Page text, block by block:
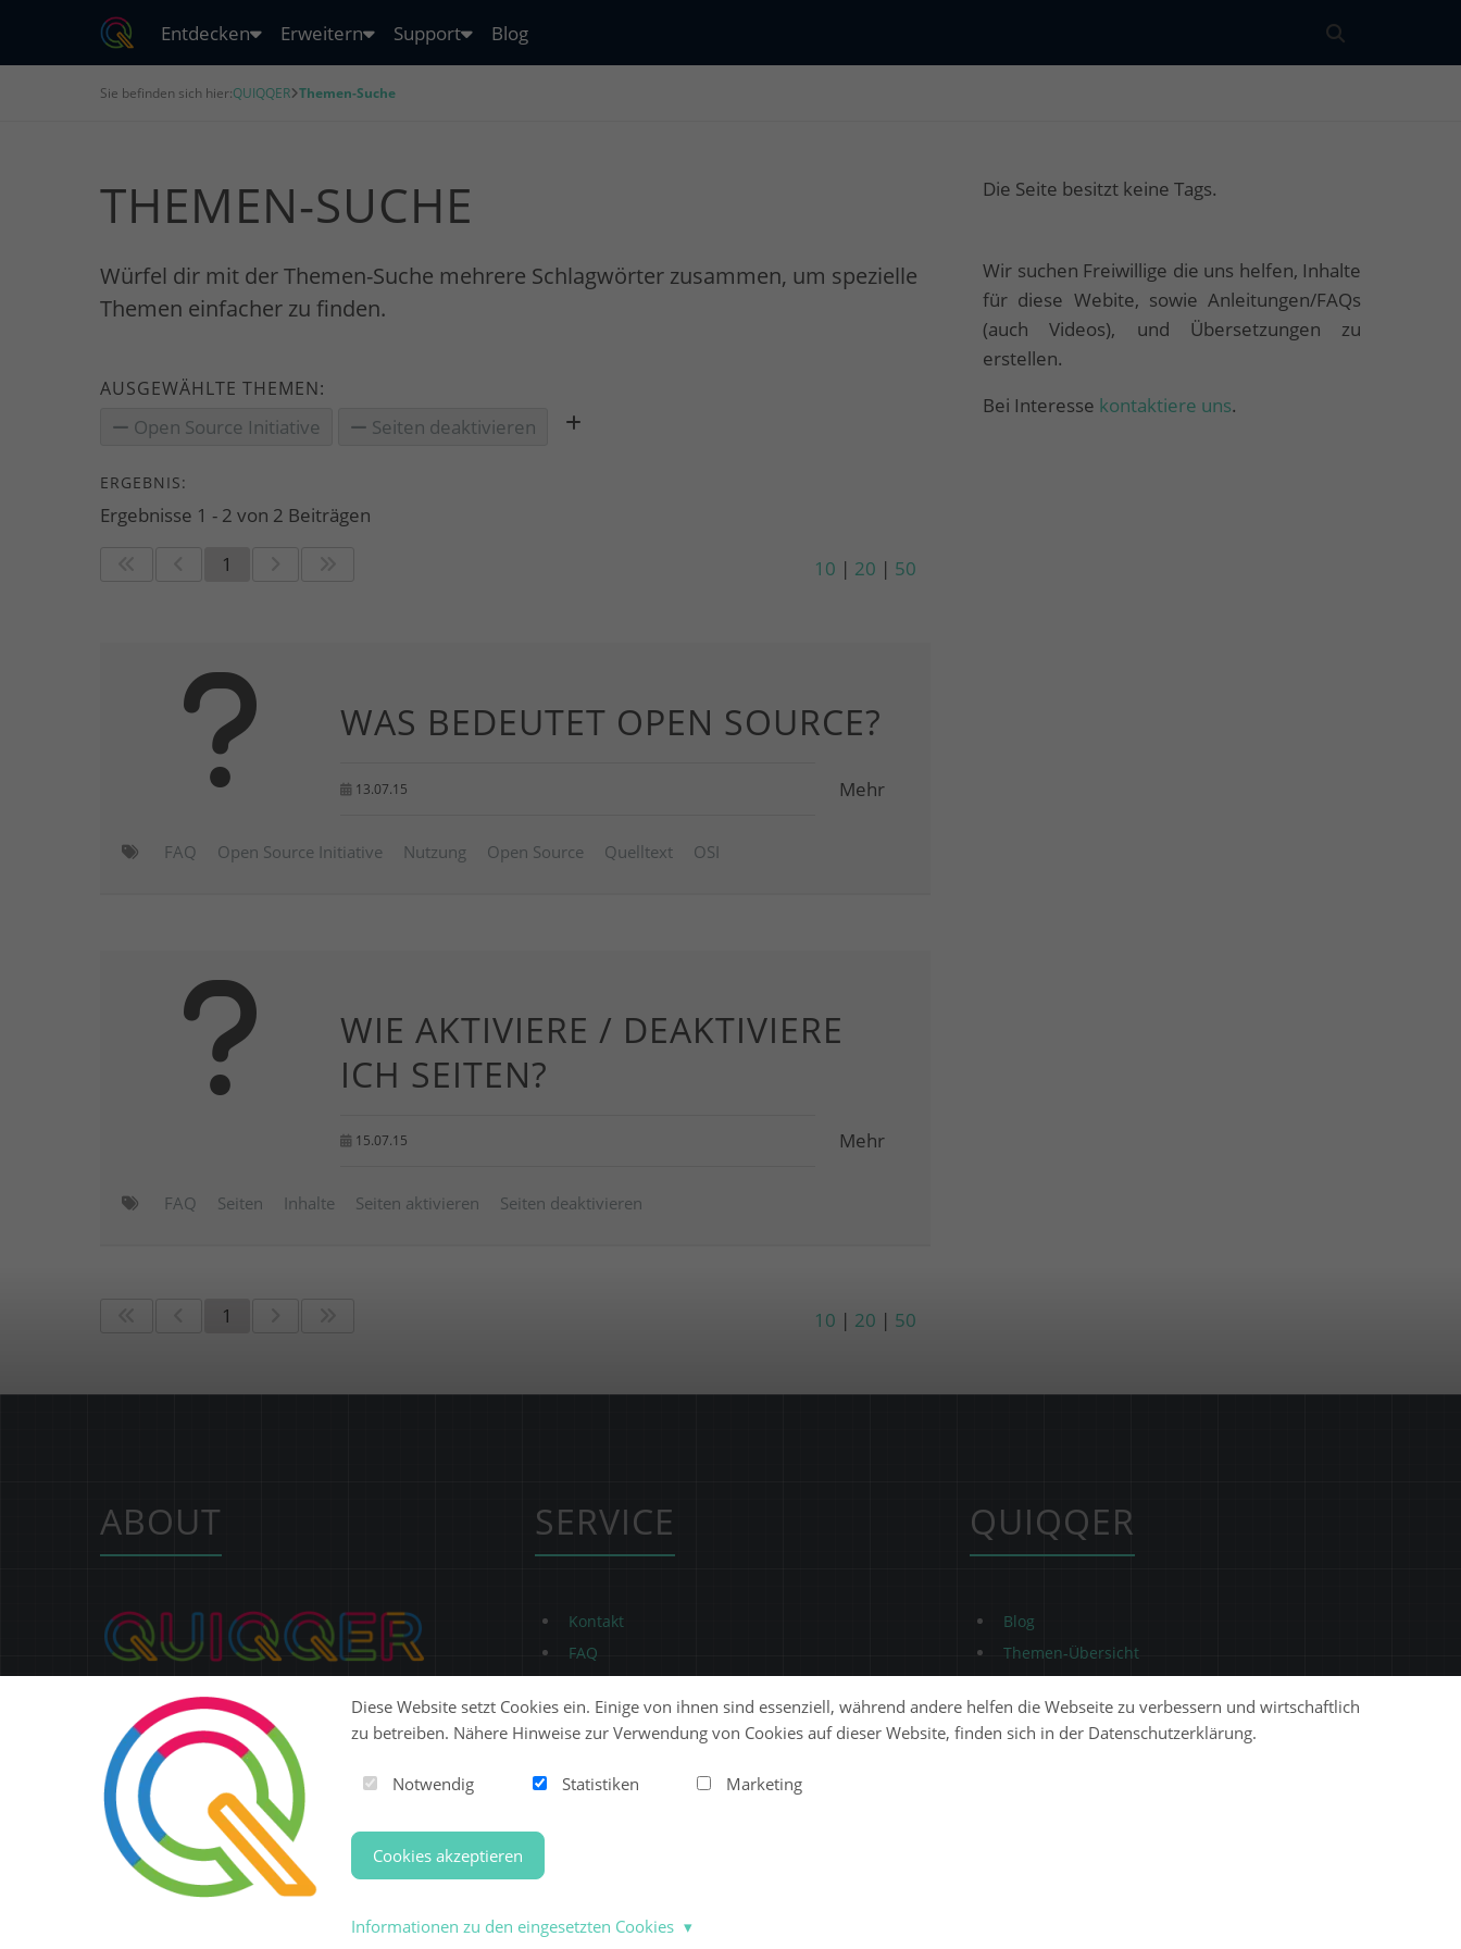
Entdecken Erweitern Support Blog
Sie befinden sich hier:QUIQQER Themen-Suche
THEMEN-SUCHE
Würfel dir mit der Themen-Suche mehrere Schlagwörter zusammen, um spezielle
Themen einfacher zu finden.
AUSGEWÄHLTE THEMEN:
Open Source Initiative Seiten deaktivieren
ERGEBNIS:
Ergebnisse 1 - 2 von 2 Beiträgen
1
10 | 20 | 50
WAS BEDEUTET OPEN SOURCE?
13.07.15 Mehr
FAQ Open Source Initiative Nutzung Open Source Quelltext OSI
WIE AKTIVIERE / DEAKTIVIERE
ICH SEITEN?
15.07.15 Mehr
FAQ Seiten Inhalte Seiten aktivieren Seiten deaktivieren
1 10 | 20 | 50
Die Seite besitzt keine Tags.
Wir suchen Freiwillige die uns helfen, Inhalte
für diese Webite, sowie Anleitungen/FAQs
(auch Videos), und Übersetzungen zu
erstellen.
Bei Interesse kontaktiere uns.
ABOUT
Ob Website, SaaS-Plattform, E-Commerce oder ERP:
QUIQQER gibt dir eine modulare Open-Source-
Plattform, mit der du digitale Produkte flexibel
entwickeln, betreiben und skalieren kannst.
Steuere Content, Nutzer, Berechtigungen und
Erweiterungen zentral in einer Lösung.
SERVICE
Kontakt
FAQ
QUIQQER
Blog
Themen-Übersicht
Impressum
© 2026 - Template Presentation umgesetzt mitQUIQQER
Diese Website setzt Cookies ein. Einige von ihnen sind essenziell, während andere helfen die Webseite zu verbessern und wirtschaftlich
zu betreiben. Nähere Hinweise zur Verwendung von Cookies auf dieser Website, finden sich in der Datenschutzerklärung.
Notwendig Statistiken Marketing
Cookies akzeptieren
Informationen zu den eingesetzten Cookies